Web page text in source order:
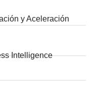
y Aceleración
Intelligence